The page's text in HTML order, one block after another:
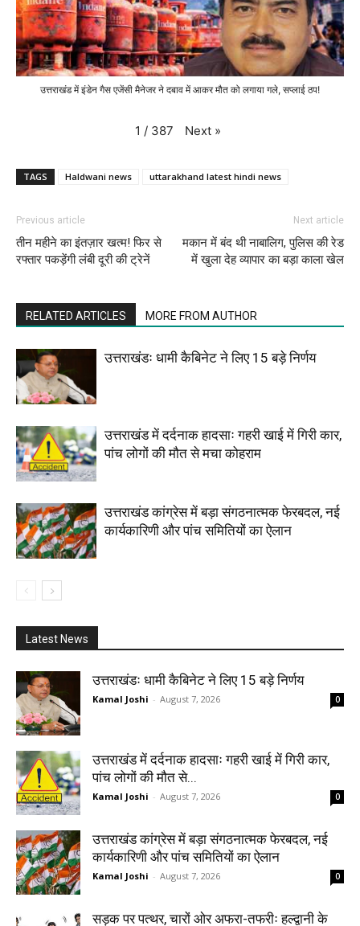
उत्तराखंड में इंडेन गैस एजेंसी मैनेजर ने दबाव में आकर मौत को लगाया गले, सप्लाई ठप!
1 / 387 Next »
TAGS Haldwani news uttarakhand latest hindi news
Previous article
तीन महीने का इंतज़ार खत्म! फिर से
रफ्तार पकड़ेंगी लंबी दूरी की ट्रेनें
Next article
मकान में बंद थी नाबालिग, पुलिस की रेड
में खुला देह व्यापार का बड़ा काला खेल
RELATED ARTICLES MORE FROM AUTHOR
उत्तराखंडः धामी कैबिनेट ने लिए 15 बड़े निर्णय
उत्तराखंड में दर्दनाक हादसाः गहरी खाई में गिरी कार,
पांच लोगों की मौत से मचा कोहराम
उत्तराखंड कांग्रेस में बड़ा संगठनात्मक फेरबदल, नई
कार्यकारिणी और पांच समितियों का ऐलान
Latest News
उत्तराखंडः धामी कैबिनेट ने लिए 15 बड़े निर्णय
Kamal Joshi - August 7, 2026 0
उत्तराखंड में दर्दनाक हादसाः गहरी खाई में गिरी कार,
पांच लोगों की मौत से...
Kamal Joshi - August 7, 2026 0
उत्तराखंड कांग्रेस में बड़ा संगठनात्मक फेरबदल, नई
कार्यकारिणी और पांच समितियों का ऐलान
Kamal Joshi - August 7, 2026 0
सड़क पर पत्थर, चारों ओर अफरा-तफरीः हल्द्वानी के